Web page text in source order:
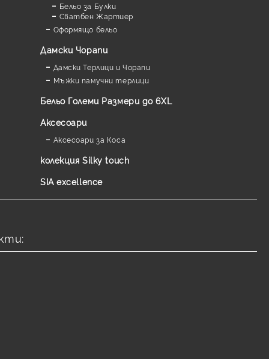
Бельо за Булки
Сватбен Жартиер
Оформящо бельо
Дамски Чорапи
Дамски Терлици и Чорапи
Мъжки памучни терлици
Бельо Големи Размери до 6XL
Аксесоари
Аксесоари за Коса
колекция Silky touch
SIA excellence